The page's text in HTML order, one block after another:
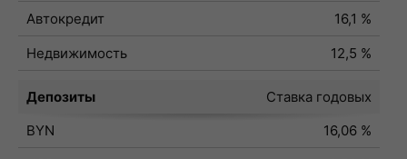
Автокредит
16,1 %
Недвижимость
12,5 %
Депозиты
Ставка годовых
BYN
16,06 %